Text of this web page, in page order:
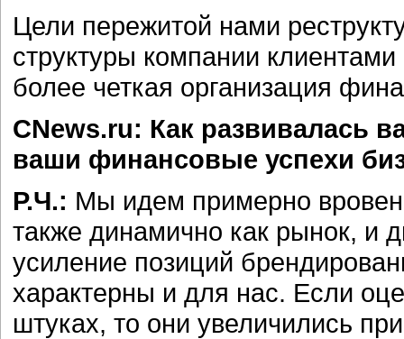
Цели пережитой нами
структуры компании
более четкая организация
CNews.ru: Как развивалась
ваши финансовые успехи
Р.Ч.: Мы идем примерно
также динамично как рынок, и
усиление позиций
характерны и для нас. Если
штуках, то они увеличились